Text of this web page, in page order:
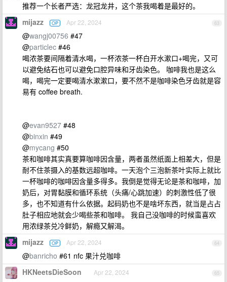
推荐一个长者严选：龙冠龙井，这个茶我喝着是最好的。
63
mijazz OP Apr 22, 2024
@wangj00756 #47
@particlec #46
喝浓茶要间隔着清水喝，一杯浓茶一杯白开水漱口+喝完，又可
以避免结石也可以避免口腔异味和牙齿染色。 咖啡我也是这么
喝，喝完一定要喝清水漱漱口，要不然不是咖啡染色牙齿就是容
易有 coffee breath.
@evan9527 #48
@binxin #49
@mycang #50
茶和咖啡其实真要算咖啡因含量，两者虽然纸面上相差大，但是
耐不住茶摄入的基数远超咖啡。一天泡个三泡新茶叶实际上就比
一杯咖啡的咖啡因含量多得多。我倒是觉得无论是茶和咖啡，加
奶后，对胃黏膜和循环系统（头痛/心跳加速）的刺激性低了很
多，也不知道有什么依据。起码奶也不是啥坏东西，就当是占占
肚子相应地就会少喝些茶和咖啡。 我自己没咖啡的时候蛮喜欢
用浓绿茶兑冷鲜奶，解瘾又解渴。
64
mijazz OP Apr 22, 2024
@banricho #61 nfc 果汁兑咖啡
65
HKNeetsDieSoon Apr 22, 2024